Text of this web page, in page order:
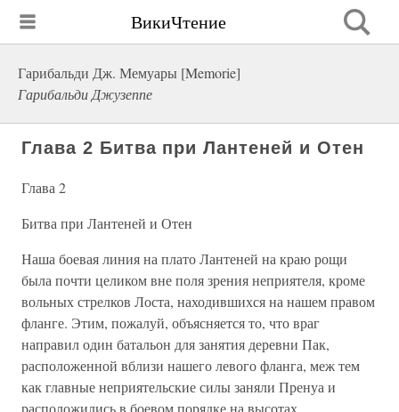
ВикиЧтение
Гарибальди Дж. Мемуары [Memorie]
Гарибальди Джузеппе
Глава 2 Битва при Лантеней и Отен
Глава 2
Битва при Лантеней и Отен
Наша боевая линия на плато Лантеней на краю рощи
была почти целиком вне поля зрения неприятеля, кроме
вольных стрелков Лоста, находившихся на нашем правом
фланге. Этим, пожалуй, объясняется то, что враг
направил один батальон для занятия деревни Пак,
расположенной вблизи нашего левого фланга, меж тем
как главные неприятельские силы заняли Пренуа и
расположились в боевом порядке на высотах,